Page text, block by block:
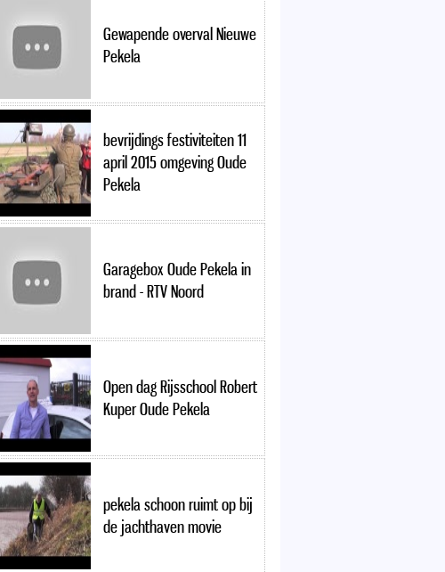
Gewapende overval Nieuwe
Pekela
bevrijdings festiviteiten 11
april 2015 omgeving Oude
Pekela
Garagebox Oude Pekela in
brand - RTV Noord
Open dag Rijsschool Robert
Kuper Oude Pekela
pekela schoon ruimt op bij
de jachthaven movie